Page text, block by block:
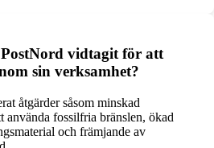
vidtagit för att
sin verksamhet?
åtgärder såsom minskad
använda fossilfria bränslen, ökad
och främjande av